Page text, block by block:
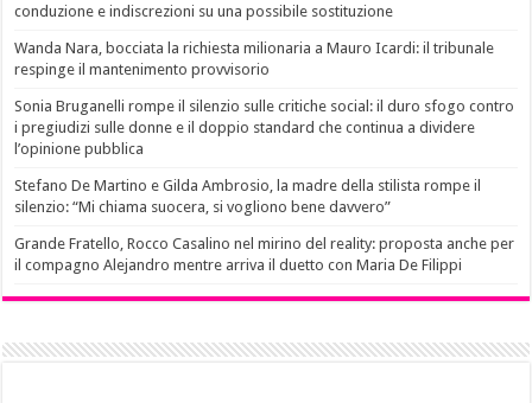
conduzione e indiscrezioni su una possibile sostituzione
Wanda Nara, bocciata la richiesta milionaria a Mauro Icardi: il tribunale
respinge il mantenimento provvisorio
Sonia Bruganelli rompe il silenzio sulle critiche social: il duro sfogo contro
i pregiudizi sulle donne e il doppio standard che continua a dividere
l’opinione pubblica
Stefano De Martino e Gilda Ambrosio, la madre della stilista rompe il
silenzio: “Mi chiama suocera, si vogliono bene davvero”
Grande Fratello, Rocco Casalino nel mirino del reality: proposta anche per
il compagno Alejandro mentre arriva il duetto con Maria De Filippi